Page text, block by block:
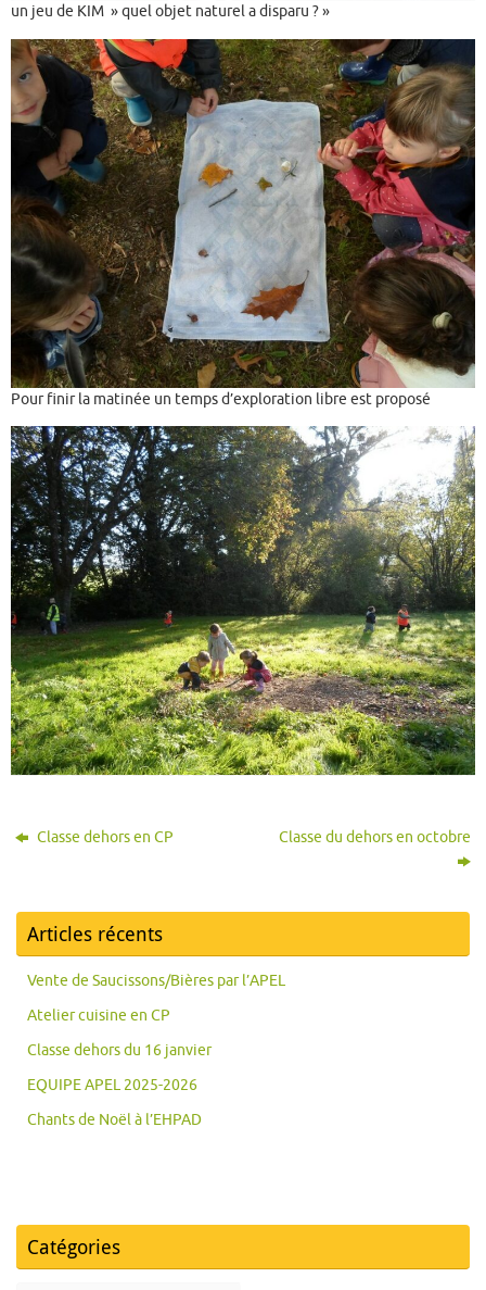
un jeu de KIM » quel objet naturel a disparu ? »
Pour finir la matinée un temps d’exploration libre est proposé
Classe dehors en CP Classe du dehors en octobre
Articles récents
Vente de Saucissons/Bières par l’APEL
Atelier cuisine en CP
Classe dehors du 16 janvier
EQUIPE APEL 2025-2026
Chants de Noël à l’EHPAD
Catégories